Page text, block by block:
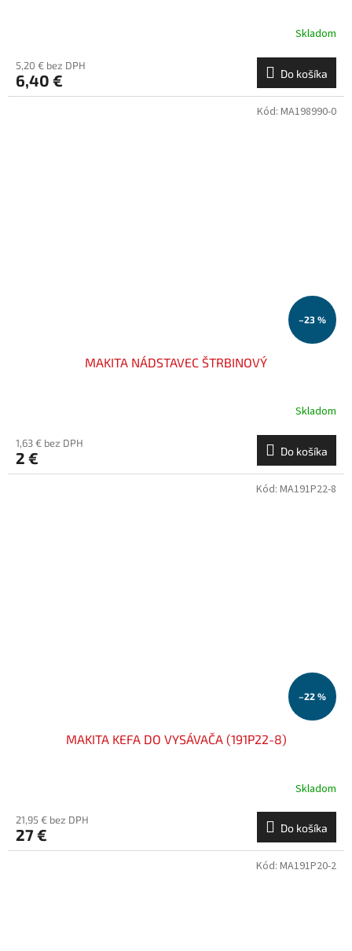
Skladom
5,20 € bez DPH
6,40 € Do košíka
–23 %
MAKITA NÁDSTAVEC ŠTRBINOVÝ
Skladom
1,63 € bez DPH
2 € Do košíka
Kód: MA198990-0
–22 %
MAKITA KEFA DO VYSÁVAČA (191P22-8)
Skladom
21,95 € bez DPH
27 € Do košíka
Kód: MA191P22-8
Kód: MA191P20-2